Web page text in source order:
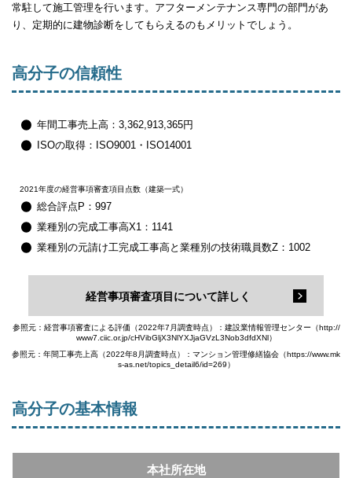
常駐して施工管理を行います。アフターメンテナンス専門の部門があ
り、定期的に建物診断をしてもらえるのもメリットでしょう。
高分子の信頼性
年間工事売上高：3,362,913,365円
ISOの取得：ISO9001・ISO14001
2021年度の経営事項審査項目点数（建築一式）
総合評点P：997
業種別の完成工事高X1：1141
業種別の元請け工完成工事高と業種別の技術職員数Z：1002
経営事項審査項目について詳しく
参照元：経営事項審査による評価（2022年7月調査時点）：建設業情報管理センター（http://
www7.ciic.or.jp/cHVibGljX3NlYXJjaGVzL3Nob3dfdXNl）
参照元：年間工事売上高（2022年8月調査時点）：マンション管理修繕協会（https://www.mk
s-as.net/topics_detail6/id=269）
高分子の基本情報
本社所在地